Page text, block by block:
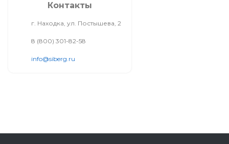
Контакты
г. Находка, ул. Постышева, 2
8 (800) 301-82-58
info@siberg.ru